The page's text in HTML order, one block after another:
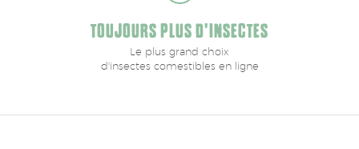
TOUJOURS PLUS D'INSECTES
Le plus grand choix
d'insectes comestibles en ligne